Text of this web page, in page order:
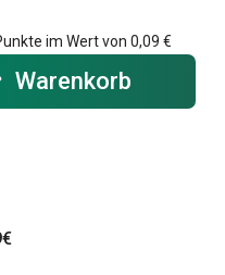
im Wert von 0,09 €
Warenkorb